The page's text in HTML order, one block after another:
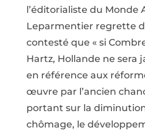
l’éditorialiste du Monde
Leparmentier regrette
contesté que « si
Hartz, Hollande ne sera
en référence aux
œuvre par l’ancien
portant sur la
chômage, le